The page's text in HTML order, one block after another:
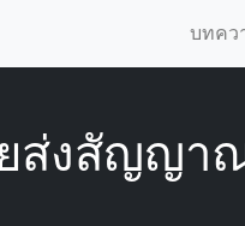
บทคว
ส่งสัญญา